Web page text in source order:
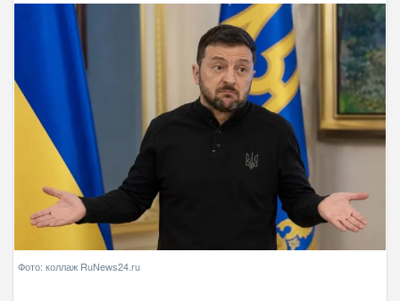
Фото: коллаж RuNews24.ru